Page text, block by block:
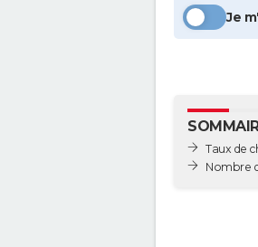
Je
Taux de
Nombre